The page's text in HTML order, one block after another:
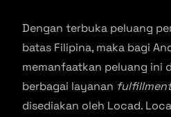
Dengan terbuka peluang
batas Filipina, maka bagi
memanfaatkan peluang ini
berbagai layanan fulfillment
disediakan oleh Locad.